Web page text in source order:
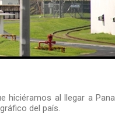
hiciéramos al llegar a
del país.